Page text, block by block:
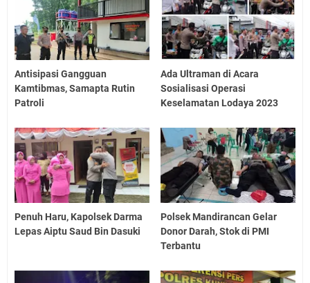
Antisipasi Gangguan
Kamtibmas, Samapta Rutin
Patroli
Ada Ultraman di Acara
Sosialisasi Operasi
Keselamatan Lodaya 2023
Penuh Haru, Kapolsek Darma
Lepas Aiptu Saud Bin Dasuki
Polsek Mandirancan Gelar
Donor Darah, Stok di PMI
Terbantu